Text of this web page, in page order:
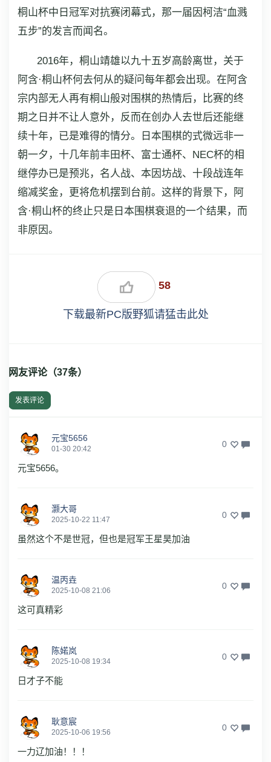
桐山杯中日冠军对抗赛闭幕式，那一届因柯洁“血溅
五步”的发言而闻名。
2016年，桐山靖雄以九十五岁高龄离世，关于
阿含·桐山杯何去何从的疑问每年都会出现。在阿含
宗内部无人再有桐山般对围棋的热情后，比赛的终
期之日并不让人意外，反而在创办人去世后还能继
续十年，已是难得的情分。日本围棋的式微远非一
朝一夕，十几年前丰田杯、富士通杯、NEC杯的相
继停办已是预兆，名人战、本因坊战、十段战连年
缩减奖金，更将危机摆到台前。这样的背景下，阿
含·桐山杯的终止只是日本围棋衰退的一个结果，而
非原因。
58
下载最新PC版野狐请猛击此处
网友评论（37条）
发表评论
元宝5656
01-30 20:42 0
元宝5656。
灏大哥
2025-10-22 11:47 0
虽然这个不是世冠，但也是冠军王星昊加油
温丙垚
2025-10-08 21:06 0
这可真精彩
陈婼岚
2025-10-08 19:34 0
日才子不能
耿意宸
2025-10-06 19:56 0
一力辽加油！！！